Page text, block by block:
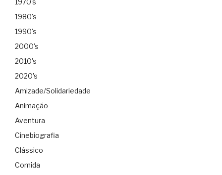
1980's
1990's
2000's
2010's
2020's
Amizade/Solidariedade
Animação
Aventura
Cinebiografia
Clássico
Comida